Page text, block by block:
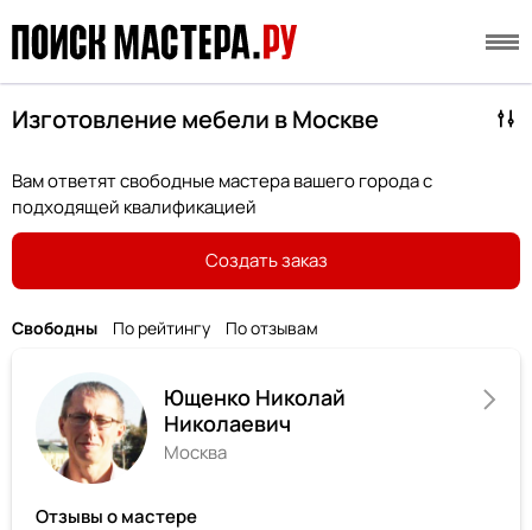
Изготовление мебели в Москве
Вам ответят свободные мастера вашего города с
подходящей квалификацией
Создать заказ
Свободны По рейтингу По отзывам
Ющенко Николай
Николаевич
Москва
Отзывы о мастере